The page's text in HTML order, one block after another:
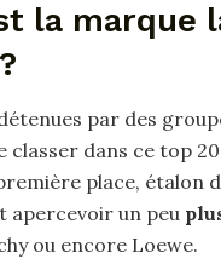
la marque
par des
classer dans ce top
place, étalon
apercevoir un peu
ou encore Loewe.